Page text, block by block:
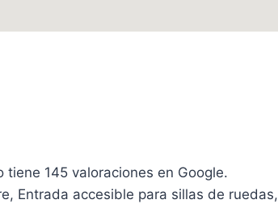
tiene 145 valoraciones en Google.
Entrada accesible para sillas de ruedas,